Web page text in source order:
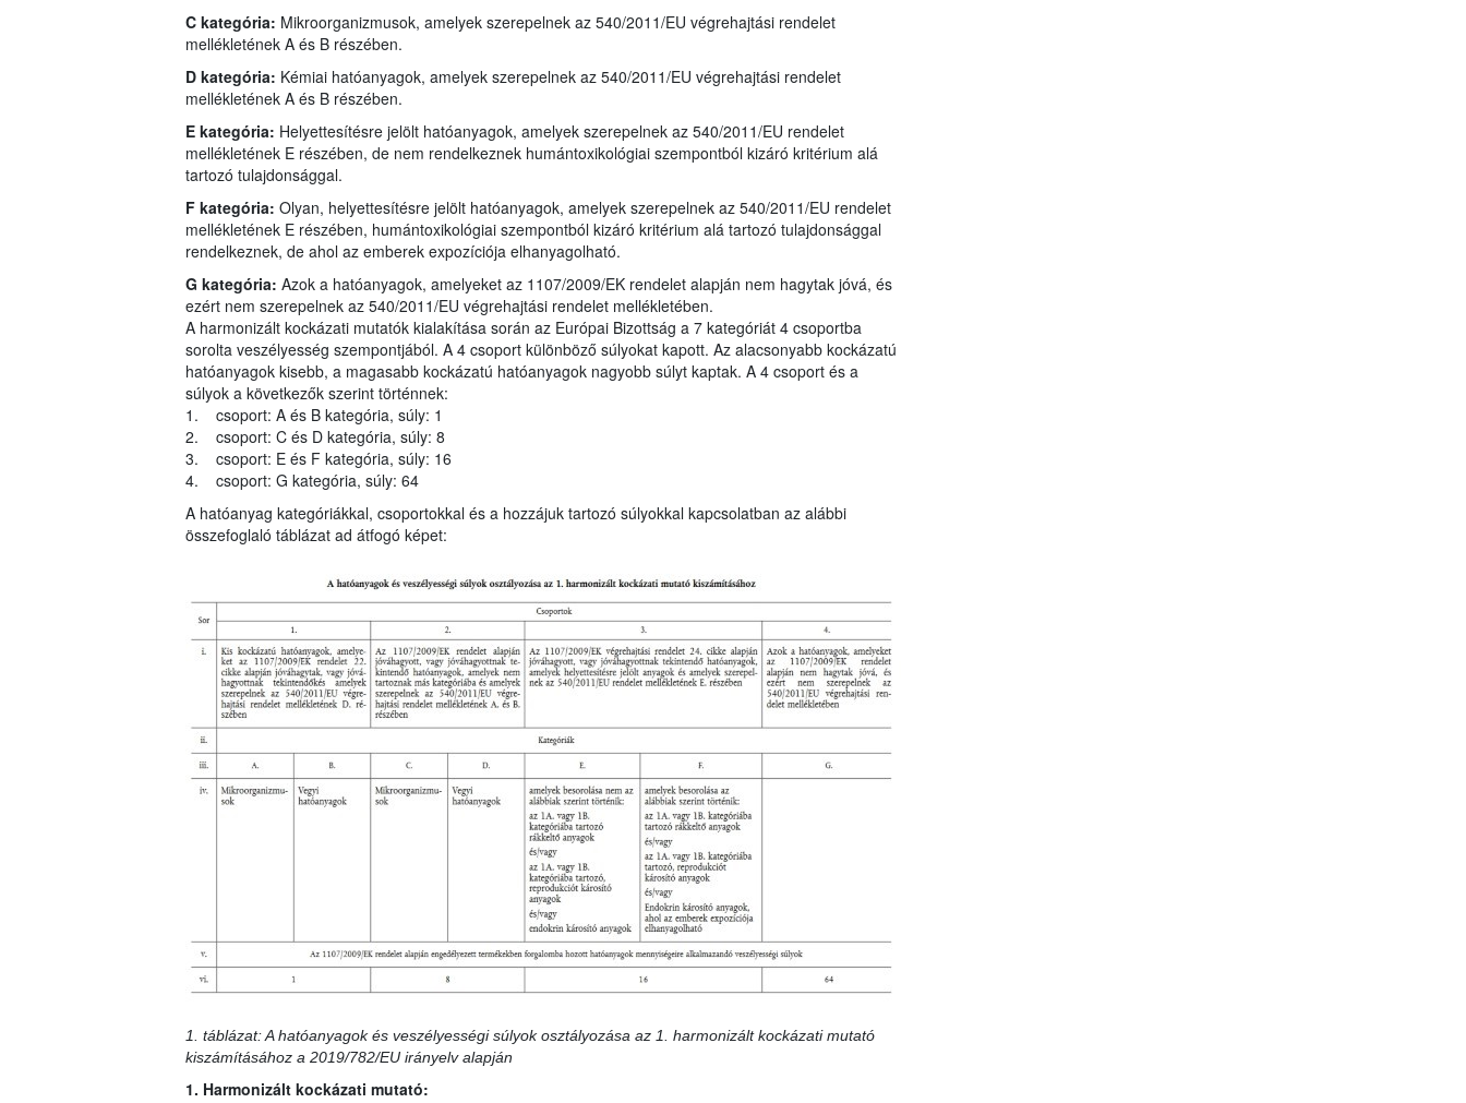
C kategória: Mikroorganizmusok, amelyek szerepelnek az 540/2011/EU végrehajtási rendelet
mellékletének A és B részében.
D kategória: Kémiai hatóanyagok, amelyek szerepelnek az 540/2011/EU végrehajtási rendelet
mellékletének A és B részében.
E kategória: Helyettesítésre jelölt hatóanyagok, amelyek szerepelnek az 540/2011/EU rendelet
mellékletének E részében, de nem rendelkeznek humántoxikológiai szempontból kizáró kritérium alá
tartozó tulajdonsággal.
F kategória: Olyan, helyettesítésre jelölt hatóanyagok, amelyek szerepelnek az 540/2011/EU rendelet
mellékletének E részében, humántoxikológiai szempontból kizáró kritérium alá tartozó tulajdonsággal
rendelkeznek, de ahol az emberek expozíciója elhanyagolható.
G kategória: Azok a hatóanyagok, amelyeket az 1107/2009/EK rendelet alapján nem hagytak jóvá, és
ezért nem szerepelnek az 540/2011/EU végrehajtási rendelet mellékletében.
A harmonizált kockázati mutatók kialakítása során az Európai Bizottság a 7 kategóriát 4 csoportba
sorolta veszélyesség szempontjából. A 4 csoport különböző súlyokat kapott. Az alacsonyabb kockázatú
hatóanyagok kisebb, a magasabb kockázatú hatóanyagok nagyobb súlyt kaptak. A 4 csoport és a
súlyok a következők szerint történnek:
1. csoport: A és B kategória, súly: 1
2. csoport: C és D kategória, súly: 8
3. csoport: E és F kategória, súly: 16
4. csoport: G kategória, súly: 64
A hatóanyag kategóriákkal, csoportokkal és a hozzájuk tartozó súlyokkal kapcsolatban az alábbi
összefoglaló táblázat ad átfogó képet:
1. táblázat: A hatóanyagok és veszélyességi súlyok osztályozása az 1. harmonizált kockázati mutató
kiszámításához a 2019/782/EU irányelv alapján
1. Harmonizált kockázati mutató: